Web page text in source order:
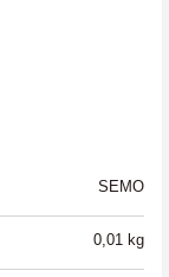
SEMO
0,01 kg